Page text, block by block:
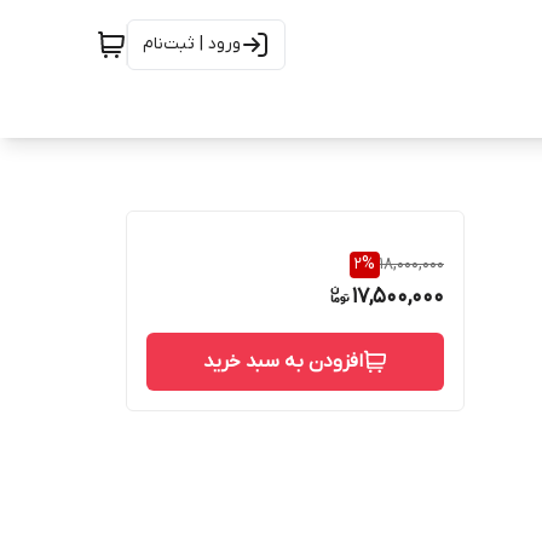
ورود | ثبت‌نام
18,000,000
2%
17,500,000
افزودن به سبد خرید